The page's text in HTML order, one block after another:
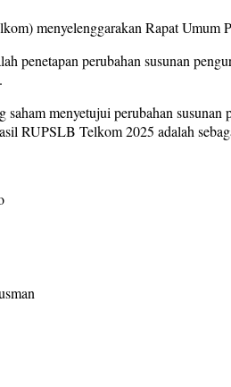
menyelenggarakan Rapat
penetapan perubahan susunan
saham menyetujui perubahan
RUPSLB Telkom 2025 adalah